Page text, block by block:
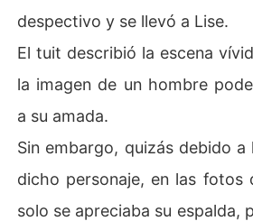
despectivo y se llevó a Lise.
El tuit describió la escena
la imagen de un hombre
a su amada.
Sin embargo, quizás debido a
dicho personaje, en las fotos
solo se apreciaba su espalda,